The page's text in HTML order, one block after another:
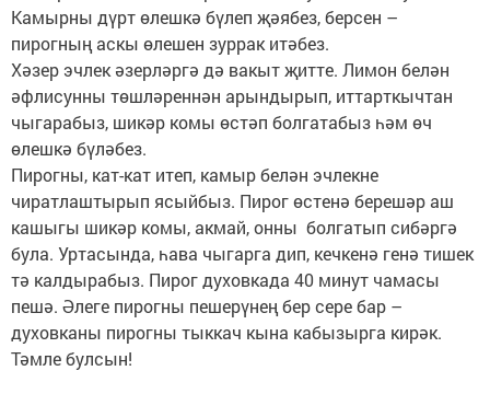
Камырны дүрт өлешкә бүлеп җәябез, берсен –
пирогның аскы өлешен зуррак итәбез.
Хәзер эчлек әзерләргә дә вакыт җитте. Лимон белән
әфлисунны төшләреннән арындырып, иттарткычтан
чыгарабыз, шикәр комы өстәп болгатабыз һәм өч
өлешкә бүләбез.
Пирогны, кат-кат итеп, камыр белән эчлекне
чиратлаштырып ясыйбыз. Пирог өстенә берешәр аш
кашыгы шикәр комы, акмай, онны болгатып сибәргә
була. Уртасында, һава чыгарга дип, кечкенә генә тишек
тә калдырабыз. Пирог духовкада 40 минут чамасы
пешә. Әлеге пирогны пешерүнең бер сере бар –
духовканы пирогны тыккач кына кабызырга кирәк.
Тәмле булсын!